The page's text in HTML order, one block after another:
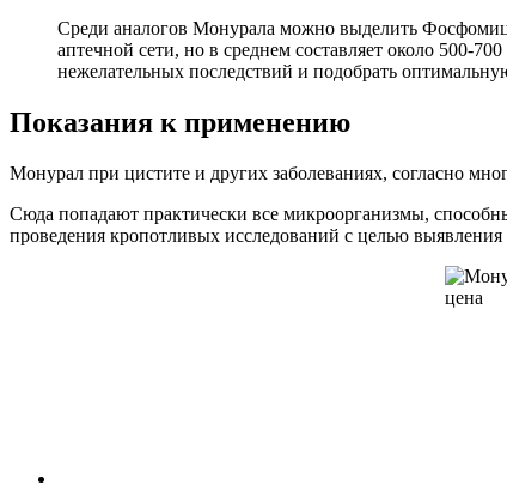
Среди аналогов Монурала можно выделить
аптечной сети, но в среднем составляет около 500-
нежелательных последствий и подобрать
Показания к применению
Монурал при цистите и других заболеваниях, согласно
Сюда попадают практически все микроорганизмы,
проведения кропотливых исследований с целью выявления